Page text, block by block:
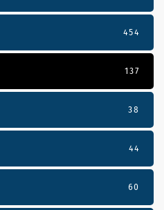
454
137
38
44
60